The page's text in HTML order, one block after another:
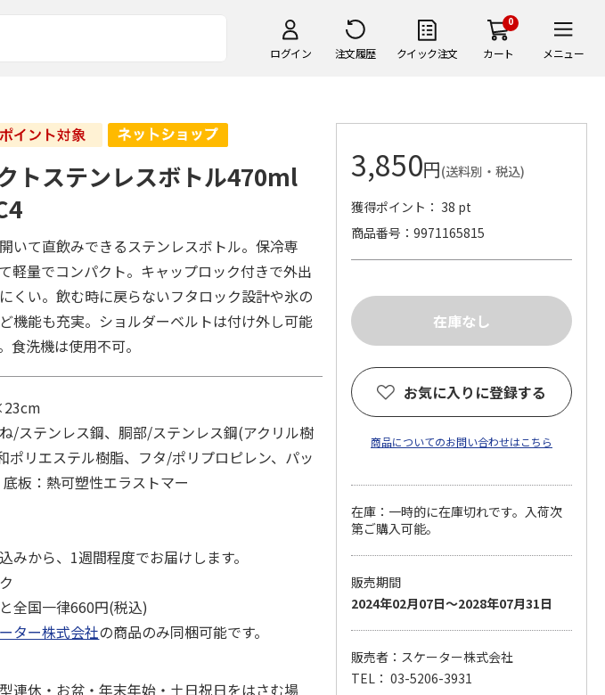
ログイン 注文履歴 クイック注文
0
カート メニュー
トステンレスボトル470ml
いて直飲みできるステンレスボトル。保冷専
軽量でコンパクト。キャップロック付きで外出
くい。飲む時に戻らないフタロック設計や氷の
機能も充実。ショルダーベルトは付け外し可能
食洗機は使用不可。
/ステンレス鋼、胴部/ステンレス鋼(アクリル樹
ポリエステル樹脂、フタ/ポリプロピレン、パッ
板：熱可塑性エラストマー
から、1週間程度でお届けします。
全国一律660円(税込)
ター株式会社の商品のみ同梱可能です。
連休・お盆・年末年始・土日祝日をはさむ場
3,850円(送料別・税込)
獲得ポイント： 38 pt
商品番号
9971165815
お気に入りに登録する
商品についてのお問い合わせはこちら
在庫：一時的に在庫切れです。入荷次
第ご購入可能。
販売期間
2024年02月07日～2028年07月31日
販売者：スケーター株式会社
TEL： 03-5206-3931